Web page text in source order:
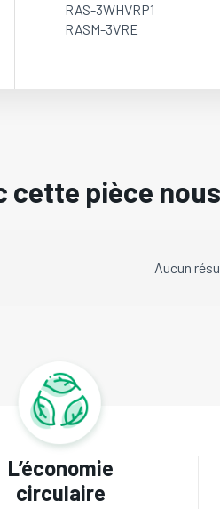
RAS-3WHVRP1
RASM-3VRE
cette pièce
Aucun
L’économie
circulaire